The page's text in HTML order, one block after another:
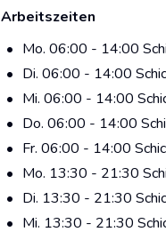
Arbeitszeiten
Mo. 06:00 - 14:00
Di. 06:00 - 14:00
Mi. 06:00 - 14:00
Do. 06:00 - 14:00
Fr. 06:00 - 14:00
Mo. 13:30 - 21:30
Di. 13:30 - 21:30
Mi. 13:30 - 21:30